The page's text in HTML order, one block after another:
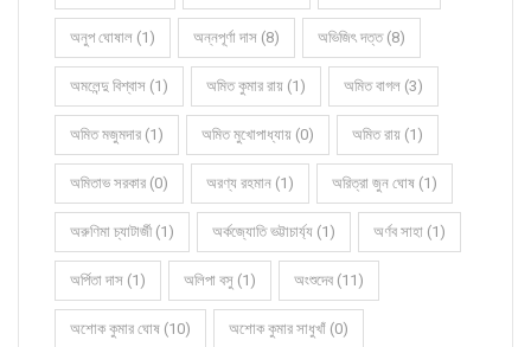
অনুপ ঘোষাল (1) অন্নপূর্ণা দাস (8) অভিজিৎ দত্ত (8)
অমলেন্দু বিশ্বাস (1) অমিত কুমার রায় (1) অমিত বাগল (3)
অমিত মজুমদার (1) অমিত মুখোপাধ্যায় (0) অমিত রায় (1)
অমিতাভ সরকার (0) অরণ্য রহমান (1) অরিত্রা জুন ঘোষ (1)
অরুণিমা চ্যাটার্জী (1) অর্কজ্যোতি ভট্টাচার্য্য (1) অর্ণব সাহা (1)
অর্পিতা দাস (1) অলিপা বসু (1) অংশুদেব (11)
অশোক কুমার ঘোষ (10) অশোক কুমার সাধুখাঁ (0)